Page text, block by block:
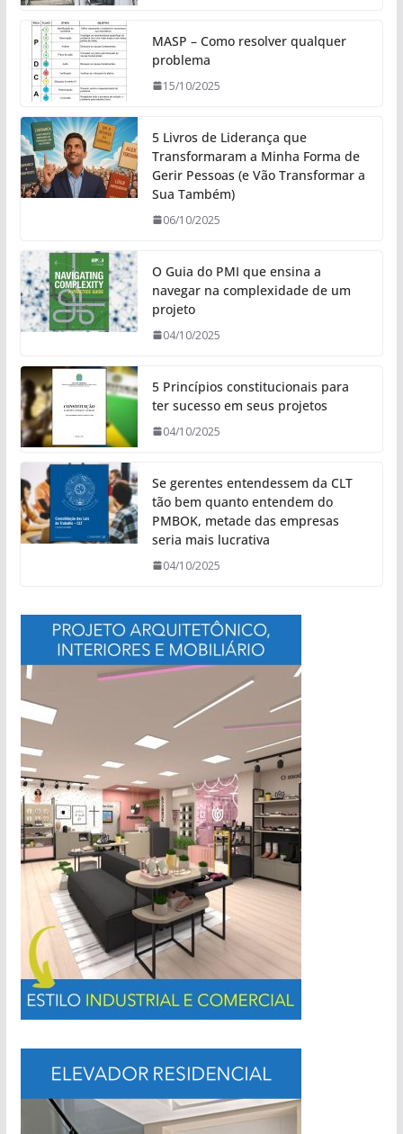
MASP – Como resolver qualquer
problema
15/10/2025
5 Livros de Liderança que
Transformaram a Minha Forma de
Gerir Pessoas (e Vão Transformar a
Sua Também)
06/10/2025
O Guia do PMI que ensina a
navegar na complexidade de um
projeto
04/10/2025
5 Princípios constitucionais para
ter sucesso em seus projetos
04/10/2025
Se gerentes entendessem da CLT
tão bem quanto entendem do
PMBOK, metade das empresas
seria mais lucrativa
04/10/2025